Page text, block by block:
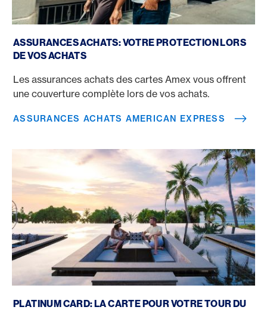
ASSURANCES ACHATS: VOTRE PROTECTION LORS
DE VOS ACHATS
Les assurances achats des cartes Amex vous offrent
une couverture complète lors de vos achats.
ASSURANCES ACHATS AMERICAN EXPRESS
PLATINUM CARD: LA CARTE POUR VOTRE TOUR DU